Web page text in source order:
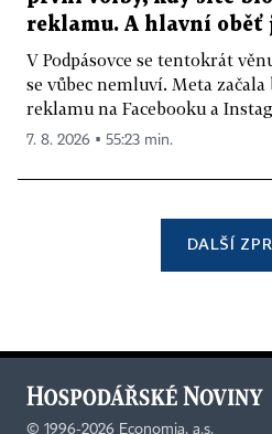
reklamu. A hlavní oběť
V Podpásovce se tentokrát
se vůbec nemluví. Meta
reklamu na Facebooku a
7. 8. 2026 ▪ 55:23 min.
DALŠÍ
© 1996-2026 Economia, a.s.